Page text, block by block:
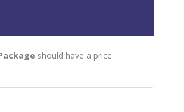
should have a price